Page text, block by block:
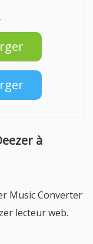
à
Music Converter
lecteur web.